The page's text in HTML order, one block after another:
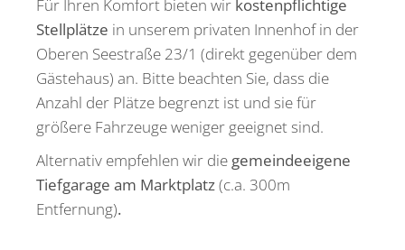
Für Ihren Komfort bieten wir kostenpflichtige
Stellplätze in unserem privaten Innenhof in der
Oberen Seestraße 23/1 (direkt gegenüber dem
Gästehaus) an. Bitte beachten Sie, dass die
Anzahl der Plätze begrenzt ist und sie für
größere Fahrzeuge weniger geeignet sind.
Alternativ empfehlen wir die gemeindeeigene
Tiefgarage am Marktplatz(c.a. 300m
Entfernung).